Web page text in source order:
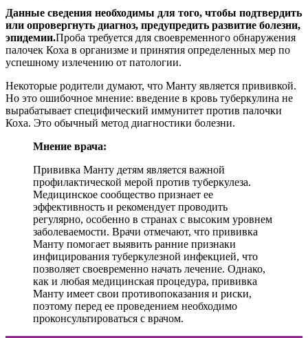
Данные сведения необходимы для того, чтобы подтвердить
или опровергнуть диагноз, предупредить развитие болезни,
эпидемии.Проба требуется для своевременного обнаружения
палочек Коха в организме и принятия определенных мер по
успешному излечению от патологии.
Некоторые родители думают, что Манту является прививкой.
Но это ошибочное мнение: введение в кровь туберкулина не
вырабатывает специфический иммунитет против палочки
Коха. Это обычный метод диагностики болезни.
Мнение врача:
Прививка Манту детям является важной
профилактической мерой против туберкулеза.
Медицинское сообщество признает ее
эффективность и рекомендует проводить
регулярно, особенно в странах с высоким уровнем
заболеваемости. Врачи отмечают, что прививка
Манту помогает выявить ранние признаки
инфицирования туберкулезной инфекцией, что
позволяет своевременно начать лечение. Однако,
как и любая медицинская процедура, прививка
Манту имеет свои противопоказания и риски,
поэтому перед ее проведением необходимо
проконсультироваться с врачом.